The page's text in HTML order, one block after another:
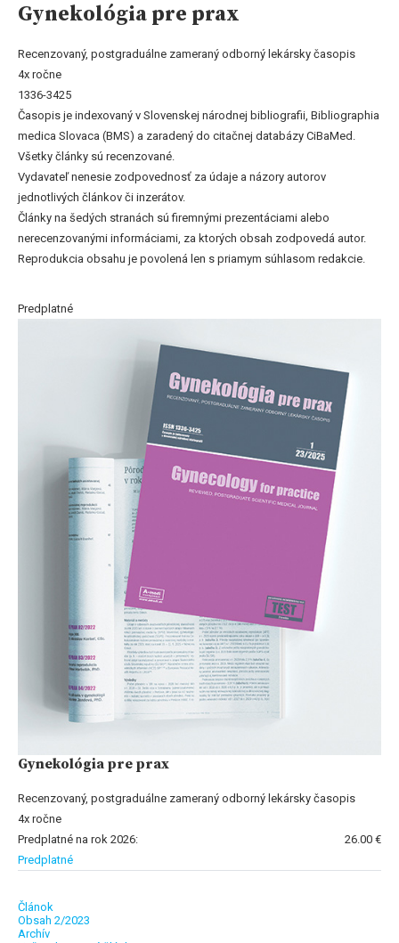
Gynekológia pre prax
Recenzovaný, postgraduálne zameraný odborný lekársky časopis
4x ročne
1336-3425
Časopis je indexovaný v Slovenskej národnej bibliografii, Bibliographia
medica Slovaca (BMS) a zaradený do citačnej databázy CiBaMed.
Všetky články sú recenzované.
Vydavateľ nenesie zodpovednosť za údaje a názory autorov
jednotlivých článkov či inzerátov.
Články na šedých stranách sú firemnými prezentáciami alebo
nerecenzovanými informáciami, za ktorých obsah zodpovedá autor.
Reprodukcia obsahu je povolená len s priamym súhlasom redakcie.
Predplatné
Gynekológia pre prax
Recenzovaný, postgraduálne zameraný odborný lekársky časopis
4x ročne
Predplatné na rok 2026:
26.00 €
Predplatné
Článok
Obsah 2/2023
Archív